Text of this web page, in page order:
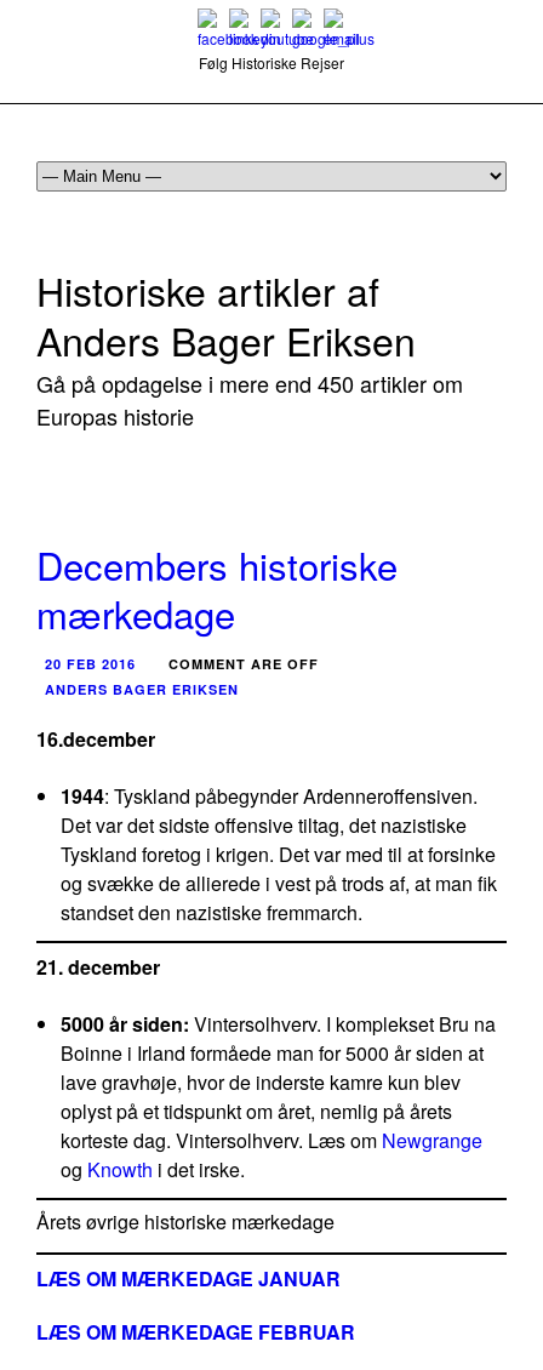
Følg Historiske Rejser
Historiske artikler af
Anders Bager Eriksen
Gå på opdagelse i mere end 450 artikler om
Europas historie
Decembers historiske
mærkedage
20 FEB 2016
COMMENT ARE OFF
ANDERS BAGER ERIKSEN
16.december
1944: Tyskland påbegynder Ardenneroffensiven.
Det var det sidste offensive tiltag, det nazistiske
Tyskland foretog i krigen. Det var med til at forsinke
og svække de allierede i vest på trods af, at man fik
standset den nazistiske fremmarch.
21. december
5000 år siden: Vintersolhverv. I komplekset Bru na
Boinne i Irland formåede man for 5000 år siden at
lave gravhøje, hvor de inderste kamre kun blev
oplyst på et tidspunkt om året, nemlig på årets
korteste dag. Vintersolhverv. Læs om Newgrange
og Knowth i det irske.
Årets øvrige historiske mærkedage
LÆS OM MÆRKEDAGE JANUAR
LÆS OM MÆRKEDAGE FEBRUAR